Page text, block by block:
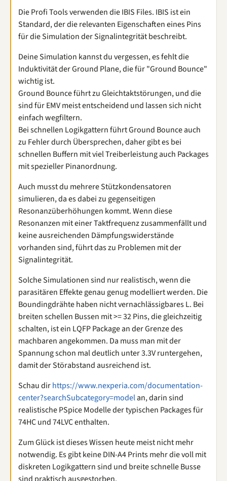
Die Profi Tools verwenden die IBIS Files. IBIS ist ein
Standard, der die relevanten Eigenschaften eines Pins
für die Simulation der Signalintegrität beschreibt.
Deine Simulation kannst du vergessen, es fehlt die
Induktivität der Ground Plane, die für "Ground Bounce"
wichtig ist.
Ground Bounce führt zu Gleichtaktstörungen, und die
sind für EMV meist entscheidend und lassen sich nicht
einfach wegfiltern.
Bei schnellen Logikgattern führt Ground Bounce auch
zu Fehler durch Übersprechen, daher gibt es bei
schnellen Buffern mit viel Treiberleistung auch Packages
mit spezieller Pinanordnung.
Auch musst du mehrere Stützkondensatoren
simulieren, da es dabei zu gegenseitigen
Resonanzüberhöhungen kommt. Wenn diese
Resonanzen mit einer Taktfrequenz zusammenfällt und
keine ausreichenden Dämpfungswiderstände
vorhanden sind, führt das zu Problemen mit der
Signalintegrität.
Solche Simulationen sind nur realistisch, wenn die
parasitären Effekte genau genug modelliert werden. Die
Boundingdrähte haben nicht vernachlässigbares L. Bei
breiten schellen Bussen mit >= 32 Pins, die gleichzeitig
schalten, ist ein LQFP Package an der Grenze des
machbaren angekommen. Da muss man mit der
Spannung schon mal deutlich unter 3.3V runtergehen,
damit der Störabstand ausreichend ist.
Schau dirhttps://www.nexperia.com/documentation-
center?searchSubcategory=modelan, darin sind
realistische PSpice Modelle der typischen Packages für
74HC und 74LVC enthalten.
Zum Glück ist dieses Wissen heute meist nicht mehr
notwendig. Es gibt keine DIN-A4 Prints mehr die voll mit
diskreten Logikgattern sind und breite schnelle Busse
sind praktisch ausgestorben.